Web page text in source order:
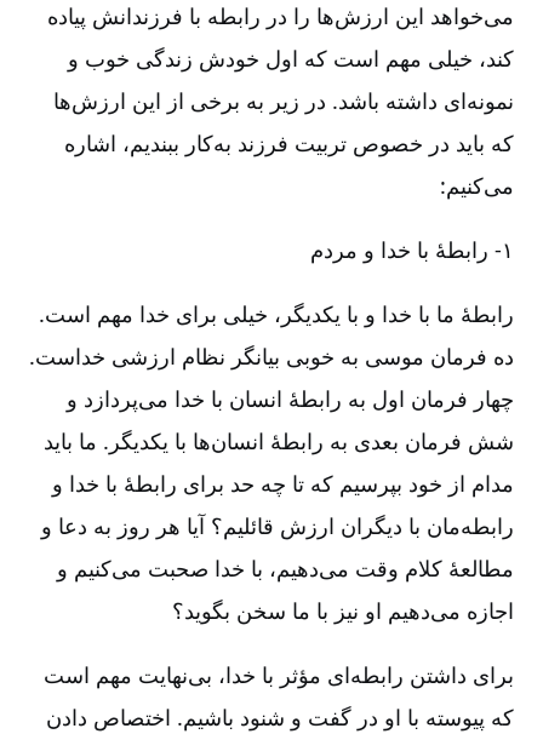
می‌خواهد این ارزش‌ها را در رابطه با فرزندانش پیاده
کند، خیلی مهم است که اول خودش زندگی خوب و
نمونه‌ای داشته باشد. در زیر به برخی از این ارزش‌ها
که باید در خصوص تربیت فرزند به‌کار ببندیم، اشاره
می‌کنیم:
۱-‏‏‏ رابطۀ با خدا و مردم
رابطۀ‌ ما با خدا و با یکدیگر، خیلی برای خدا مهم است.
ده فرمان موسی به خوبی بیانگر نظام ارزشی خداست.
چهار فرمان اول به رابطۀ انسان با خدا می‌پردازد و
شش فرمان بعدی به رابطۀ انسان‌ها با یکدیگر. ما باید
مدام از خود بپرسیم که تا چه حد برای رابطۀ با خدا و
رابطه‌مان با دیگران ارزش قائلیم؟ آیا هر روز به دعا و
مطالعۀ کلام وقت می‌دهیم، با خدا صحبت می‌کنیم و
اجازه می‌دهیم او نیز با ما سخن بگوید؟
برای داشتن رابطه‌ای مؤثر با خدا، بی‌نهایت مهم است
که پیوسته با او در گفت و شنود باشیم. اختصاص دادن